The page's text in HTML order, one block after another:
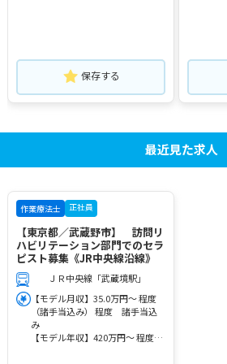
保存する
最近見た求人
作業療法士 正社員
【東京都／武蔵野市】 訪問リ
ハビリテーション部門でのセラ
ピスト募集《JR中央線沿線》
ＪＲ中央線「武蔵境駅」
【モデル月収】35.0万円～ 程度
（諸手当込み） 程度 諸手当込
み
【モデル年収】420万円～ 程度